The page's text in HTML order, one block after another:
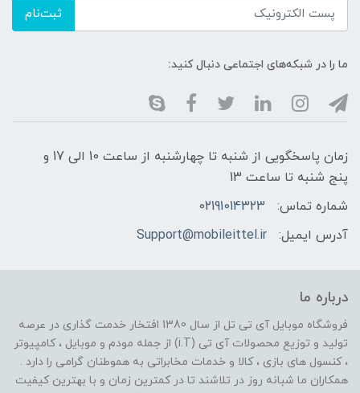
ثبت‌نام
ما را در شبکه‌های اجتماعی دنبال کنید:
زمان پاسخگویی از شنبه تا چهارشنبه از ساعت 10 الی 17 و
پنج شنبه تا ساعت 13
شماره تماس:
02191014323
آدرس ایمیل:
Support@mobileittel.ir
درباره ما
فروشگاه موبایل آی تی تل از سال 1380 افتخار خدمت گذاری در عرصه
تولید و توزیع محصولات آی تی (i.T) از جمله مودم و موبایل ، کامپیوتر
، کنسول های بازی ، کالا و خدمات مخابراتی به هموطنان گرامی را دارد .
همکاران ما شبانه روز در تلاشند تا در کمترین زمان و با بهترین کیفیت